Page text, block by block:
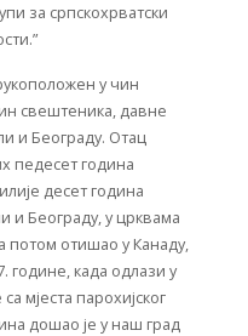
за српскохрватски
у чин
свештеника, давне
и Београду. Отац
педесет година
десет година
и Београду, у црквама
потом отишао у Канаду,
године, када одлази у
мјеста парохијског
дошао је у наш град